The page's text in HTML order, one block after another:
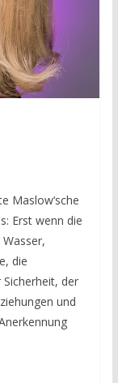
Maslow‘sche
Erst wenn die
die
der
und